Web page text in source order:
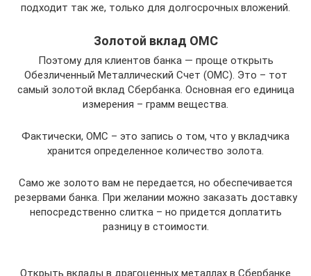
подходит так же, только для долгосрочных вложений.
Золотой вклад ОМС
Поэтому для клиентов банка — проще открыть
Обезличенный Металлический Счет (ОМС). Это – тот
самый золотой вклад Сбербанка. Основная его единица
измерения – грамм вещества.
Фактически, ОМС – это запись о том, что у вкладчика
хранится определенное количество золота.
Само же золото вам не передается, но обеспечивается
резервами банка. При желании можно заказать доставку
непосредственно слитка – но придется доплатить
разницу в стоимости.
Открыть вклады в драгоценных металлах в Сбербанке